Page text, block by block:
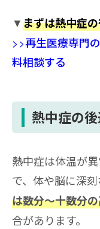
▼まずは熱中症
>>再生医療専門
料相談する
熱中症の
熱中症は体温が
で、体や脳に深
は数分〜十数分
合があります。